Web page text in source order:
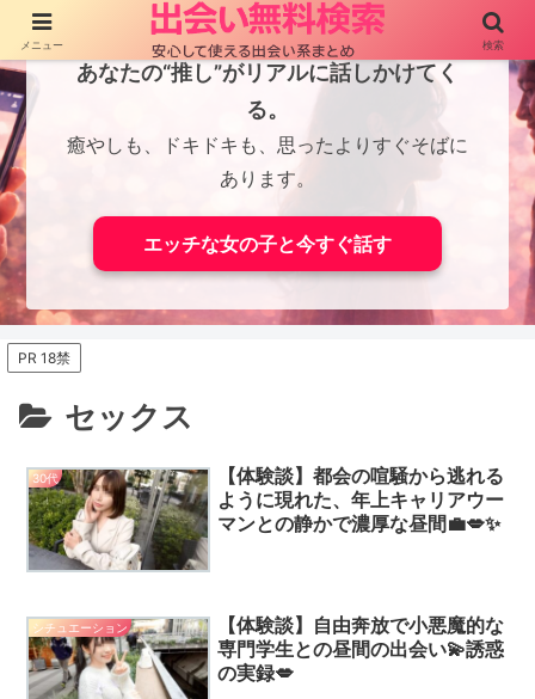
あなたの“推し”がリアルに話しかけてく
る。
癒やしも、ドキドキも、思ったよりすぐそばに
あります。
エッチな女の子と今すぐ話す
PR 18禁
セックス
30代
【体験談】都会の喧騒から逃れる
ように現れた、年上キャリアウー
マンとの静かで濃厚な昼間💼💋✨
シチュエーション
【体験談】自由奔放で小悪魔的な
専門学生との昼間の出会い💫誘惑
の実録💋
メニュー 検索